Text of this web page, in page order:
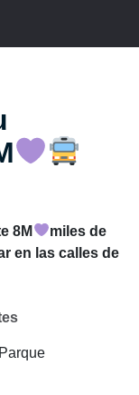
8M
miles de
en las calles de
Parque